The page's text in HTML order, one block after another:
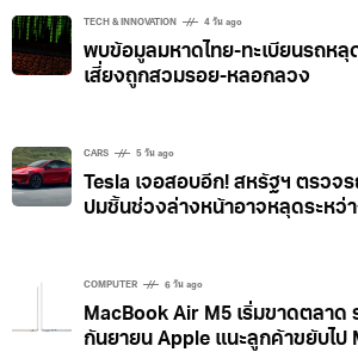
TECH & INNOVATION 4 วัน ago
พบข้อมูลมหาดไทย-ทะเบียนรถหลุ
เสี่ยงถูกสวมรอย-หลอกลวง
CARS 5 วัน ago
Tesla เจอสอบอีก! สหรัฐฯ ตรวจ
ปมชิ้นช่วงล่างหน้าอาจหลุดระหว่
COMPUTER 6 วัน ago
MacBook Air M5 เริ่มขาดตลาด
กันยายน Apple แนะลูกค้าขยับไป